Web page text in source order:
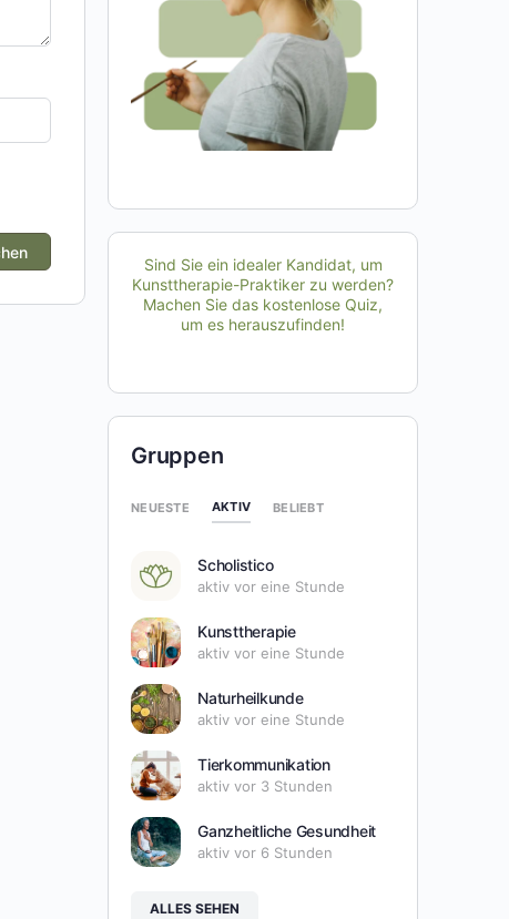
Sind Sie ein idealer Kandidat, um
Kunsttherapie-Praktiker zu werden?
Machen Sie das kostenlose Quiz,
um es herauszufinden!
Gruppen
NEUESTE AKTIV BELIEBT
Scholistico
aktiv vor eine Stunde
Kunsttherapie
aktiv vor eine Stunde
Naturheilkunde
aktiv vor eine Stunde
Tierkommunikation
aktiv vor 3 Stunden
Ganzheitliche Gesundheit
aktiv vor 6 Stunden
ALLES SEHEN